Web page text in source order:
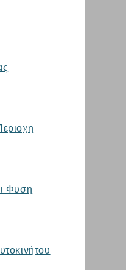
Φυση